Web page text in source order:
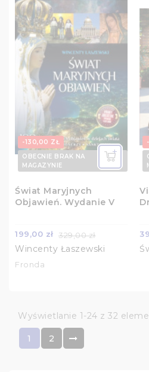
-130,00 ZŁ
OBECNIE BRAK NA
MAGAZYNIE
Świat Maryjnych
Objawień. Wydanie V
199,00 zł 329,00 zł
Wincenty Łaszewski
Fronda
Wyświetlanie 1-24 z 32
1 2